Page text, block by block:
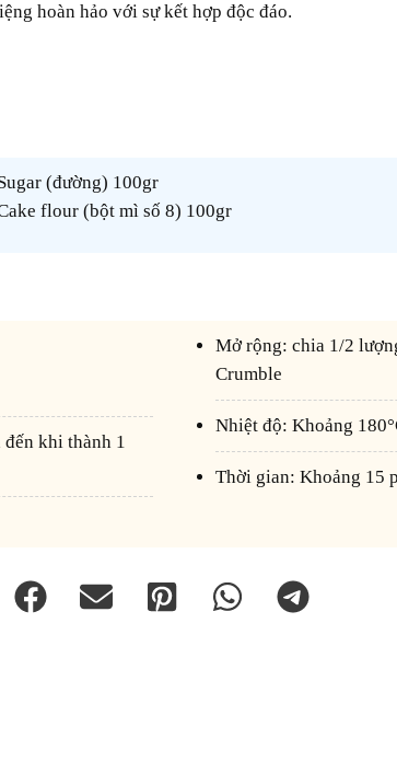
hoàn hảo với sự kết hợp độc đáo.
Sugar (đường) 100gr
Cake flour (bột mì số 8) 100gr
Mở rộng: chia 1/2 lượng B2 trộn chung với cacao tạo thành Chocolate
Crumble
Nhiệt độ: Khoảng
Thời gian: Khoảng 15